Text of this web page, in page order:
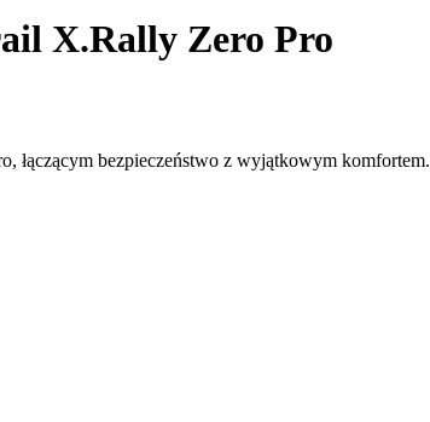
X.Rally Zero Pro
bezpieczeństwo z wyjątkowym komfortem.